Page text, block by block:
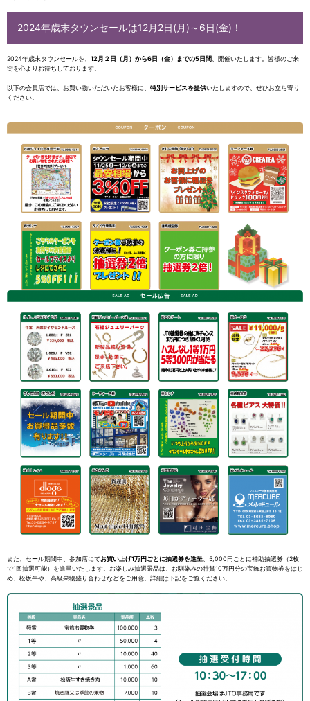
2024年歳末タウンセールは12月2日(月)～6日(金)！
2024年歳末タウンセールを、 12月２日（月）から6日（金）までの5日間 、開催いたします。皆様のご来
街を心よりお待ちしております。
以下の会員店では、お買い物いただいたお客様に、 特別サービスを提供いたしますので、ぜひお立ち寄り
ください。
また、セール期間中、参加店にてお買い上げ1万円ごとに抽選券を進呈 、5,000円ごとに補助抽選券（2枚
で1回抽選可能）を進呈いたします。お楽しみ抽選景品は、お馴染みの特賞10万円分の宝飾お買物券をはじ
め、松坂牛や、高級果物盛り合わせなどをご用意。詳細は下記をご覧ください。